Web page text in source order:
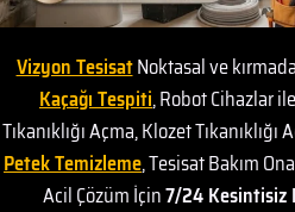
Vizyon TesisatNoktasal ve
Kaçağı Tespiti, Robot Cihazlar ile
Tıkanıklığı Açma, Klozet
Petek Temizleme, Tesisat Bakım
Acil Çözüm İçin7/24 Kesintisiz